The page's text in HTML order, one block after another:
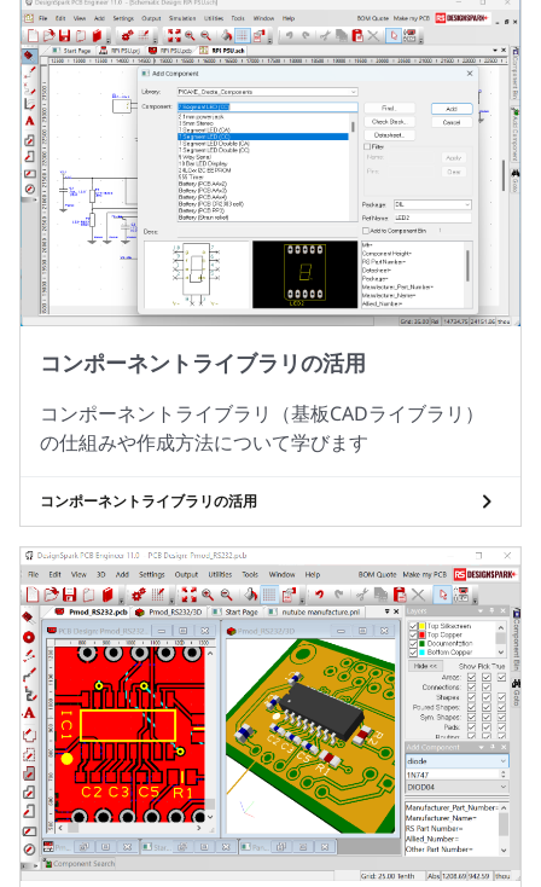
コンポーネントライブラリの活用
コンポーネントライブラリ（基板CADライブラリ）
の仕組みや作成方法について学びます
コンポーネントライブラリの活用